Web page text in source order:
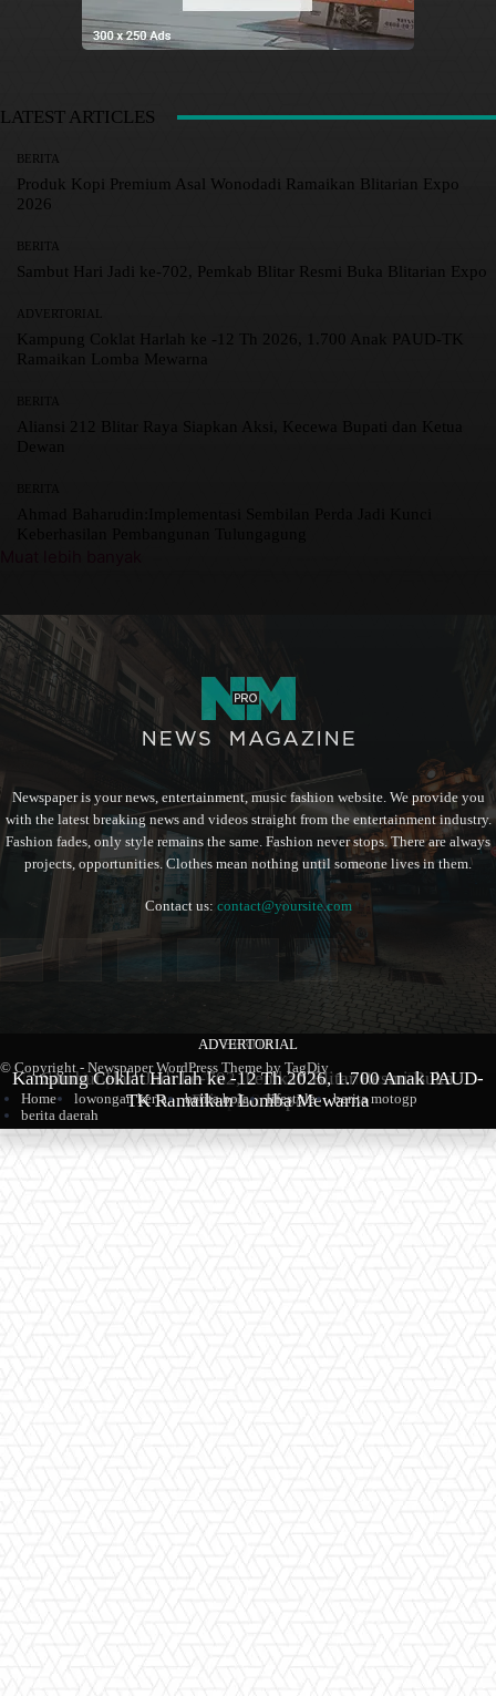
BERITA
Produk Kopi Premium Asal Wonodadi Ramaikan Blitarian
Expo 2026
BERITA
Sambut Hari Jadi ke-702, Pemkab Blitar Resmi Buka
Blitarian Expo
ADVERTORIAL
Kampung Coklat Harlah ke -12 Th 2026, 1.700 Anak PAUD-
TK Ramaikan Lomba Mewarna
LATEST ARTICLES
BERITA
Produk Kopi Premium Asal Wonodadi Ramaikan Blitarian Expo
2026
BERITA
Sambut Hari Jadi ke-702, Pemkab Blitar Resmi Buka Blitarian Expo
ADVERTORIAL
Kampung Coklat Harlah ke -12 Th 2026, 1.700 Anak PAUD-TK
Ramaikan Lomba Mewarna
BERITA
Aliansi 212 Blitar Raya Siapkan Aksi, Kecewa Bupati dan Ketua
Newspaper is your news, entertainment, music fashion website. We provide you
with the latest breaking news and videos straight from the entertainment industry.
Fashion fades, only style remains the same. Fashion never stops. There are always
projects, opportunities. Clothes mean nothing until someone lives in them.
Contact us: contact@yoursite.com
© Copyright - Newspaper WordPress Theme by TagDiv
Home
lowongan kerja berita bola lifestyle
berita motogp
berita daerah